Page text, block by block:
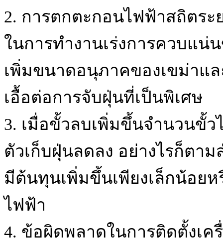
2. การตกตะกอนไฟฟ้าสถิตร
ในการทำงานเร่งการควบแ
เพิ่มขนาดอนุภาคของเขม่าแล
เอื้อต่อการจับฝุ่นที่เป็นพิเศษ
3. เมื่อขั้วลบเพิ่มขึ้นจำนวนขั้
ตัวเก็บฝุ่นลดลง อย่างไรก็ตา
มีต้นทุนเพิ่มขึ้นเพียงเล็กน้อย
ไฟฟ้า
4. ข้อผิดพลาดในการติดตั้งเ